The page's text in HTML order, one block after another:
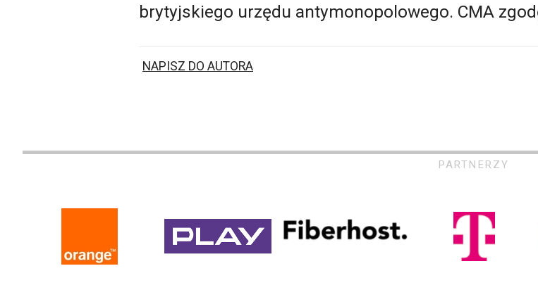
brytyjskiego urzędu antymonopolowego. CMA
NAPISZ DO AUTORA
PARTNERZY